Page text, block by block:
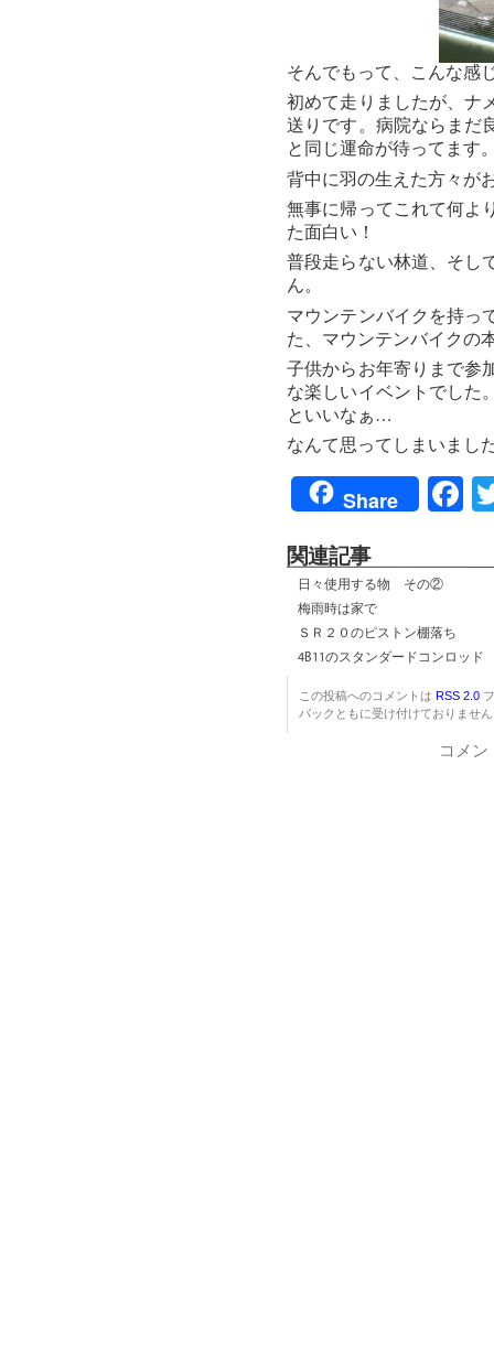
そんでもって、こんな感
初めて走りましたが、ナ
送りです。病院ならまだ
と同じ運命が待ってます
背中に羽の生えた方々が
無事に帰ってこれて何よ
た面白い！
普段走らない林道、そし
ん。
マウンテンバイクを持っ
た、マウンテンバイクの
子供からお年寄りまで参
な楽しいイベントでした
といいなぁ…
なんて思ってしまいまし
Share
関連記事
日々使用する物 その②
梅雨時は家で
ＳＲ２０のピストン棚落ち
4B11のスタンダードコンロッド
この投稿へのコメントはRSS 2.0
バックともに受け付けておりませ
コメン